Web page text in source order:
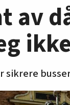
av
sikrere